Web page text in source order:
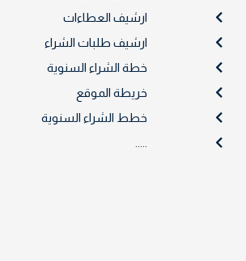
ارشيف العطاءات
ارشيف طلبات الشراء
خطة الشراء السنوية
خريطة الموقع
خطط الشراء السنوية